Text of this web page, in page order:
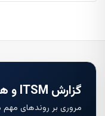
گزارش ITSM و هوش مصنوعی
مروری بر روندهای